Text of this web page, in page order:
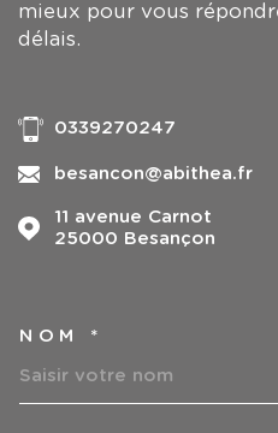
mieux pour vous
délais.
0339270247
besancon@abithea.fr
11 avenue Carnot
25000
Besançon
NOM *